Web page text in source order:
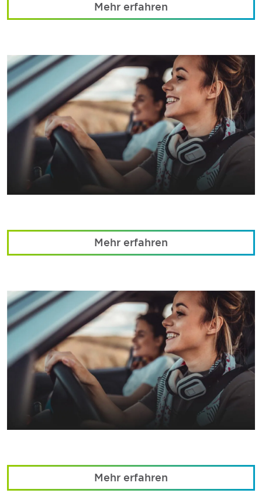
Mehr erfahren
Mehr erfahren
Mehr erfahren